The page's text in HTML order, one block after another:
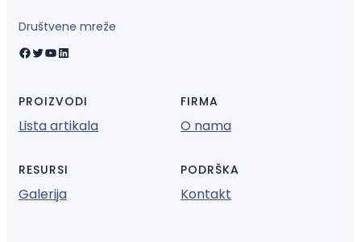
Društvene mreže
Facebook Twitter YouTube LinkedIn
PROIZVODI
Lista artikala
FIRMA
O nama
RESURSI
Galerija
PODRŠKA
Kontakt